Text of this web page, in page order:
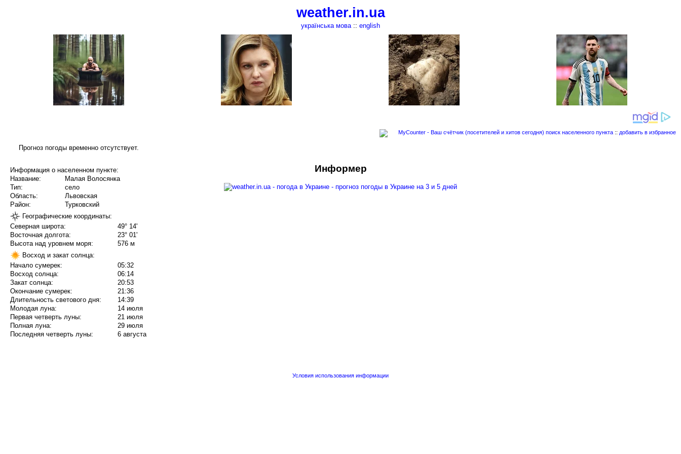
weather.in.ua
українська мова:: english
поиск населенного пункта :: добавить в избранное
Прогноз погоды временно отсутствует.
Информация о населенном пункте:
Название:
Малая Волосянка
Тип:
село
Область:
Львовская
Район:
Турковский
Географические координаты:
Северная широта:
49° 14'
Восточная долгота:
23° 01'
Высота над уровнем моря:
576 м
Восход и закат солнца:
Начало сумерек:
05:32
Восход солнца:
06:14
Закат солнца:
20:53
Окончание сумерек:
21:36
Длительность светового дня:
14:39
Молодая луна:
14 июля
Первая четверть луны:
21 июля
Полная луна:
29 июля
Последняя четверть луны:
6 августа
Информер
Условия использования информации